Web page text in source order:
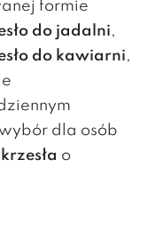
formie
do jadalni,
do kawiarni,
dla osób
o